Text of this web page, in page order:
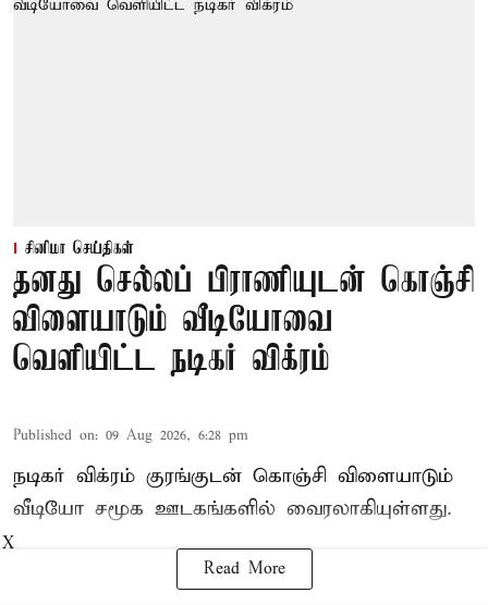
சினிமா செய்திகள்
தனது செல்லப் பிராணியுடன் கொஞ்சி
விளையாடும் வீடியோவை
வெளியிட்ட நடிகர் விக்ரம்
Published on: 09 Aug 2026, 6:28 pm
நடிகர் விக்ரம் குரங்குடன் கொஞ்சி விளையாடும்
வீடியோ சமூக ஊடகங்களில் வைரலாகியுள்ளது.
Read More
X